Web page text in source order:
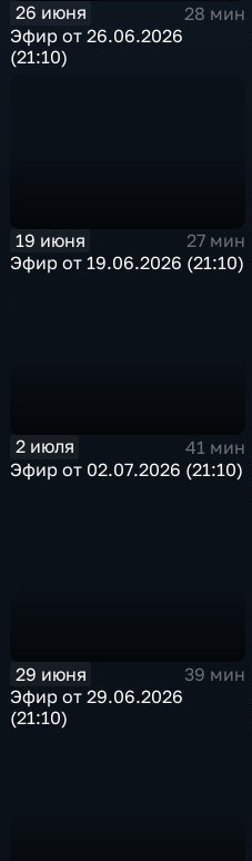
26 июня
28 мин
Эфир от 26.06.2026
(21:10)
19 июня
27 мин
Эфир от 19.06.2026 (21:10)
2 июля
41 мин
Эфир от 02.07.2026 (21:10)
29 июня
39 мин
Эфир от 29.06.2026
(21:10)